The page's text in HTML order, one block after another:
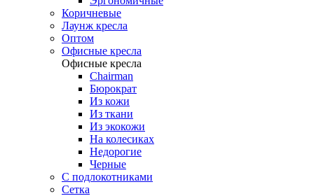
Коричневые
Лаунж кресла
Оптом
Офисные кресла
Офисные кресла
Chairman
Бюрократ
Из кожи
Из ткани
Из экокожи
На колесиках
Недорогие
Черные
С подлокотниками
Сетка